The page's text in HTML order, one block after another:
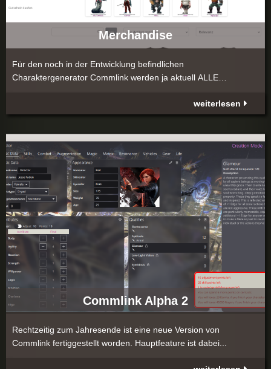
Merchandise
Für den noch in der Entwicklung befindlichen
Charaktergenerator Commlink werden ja aktuell ALLE
weiterlesen
Commlink Alpha 2
Rechtzeitig zum Jahresende ist eine neue Version von
Commlink fertiggestellt worden. Hauptfeature ist dabei...